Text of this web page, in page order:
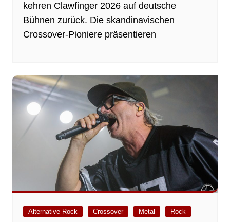
kehren Clawfinger 2026 auf deutsche
Bühnen zurück. Die skandinavischen
Crossover-Pioniere präsentieren
Alternative Rock Crossover Metal Rock